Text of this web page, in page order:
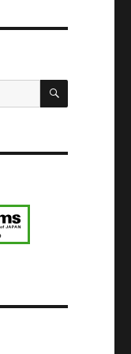
検